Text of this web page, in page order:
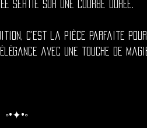
sertie sur une courbe dorée.
c'est la pièce parfaite pour
avec une touche de
◦•✦•◦